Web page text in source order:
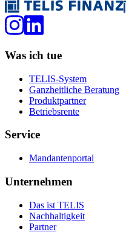
Was ich tue
TELIS-System
Ganzheitliche Beratung
Produktpartner
Betriebsrente
Service
Mandantenportal
Unternehmen
Das ist TELIS
Nachhaltigkeit
Partner